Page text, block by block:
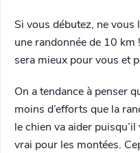
Si vous débutez, ne vous
une randonnée de 10
sera mieux pour vous et
On a tendance à penser
moins d’efforts que la
le chien va aider
vrai pour les montées.